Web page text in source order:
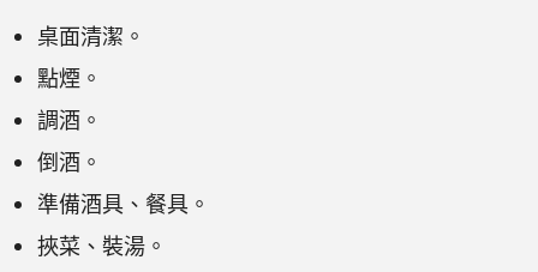
桌面清潔。
點煙。
調酒。
倒酒。
準備酒具、餐具。
挾菜、裝湯。